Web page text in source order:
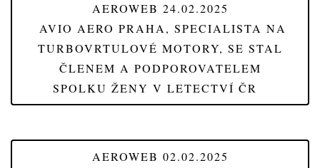
AEROWEB 24.02.2025
AVIO AERO PRAHA, SPECIALISTA NA
TURBOVRTULOVÉ MOTORY, SE STAL
ČLENEM A PODPOROVATELEM
SPOLKU ŽENY V LETECTVÍ ČR
AEROWEB 02.02.2025